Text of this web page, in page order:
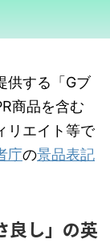
供する「Gブ
商品を含む
リエイト等で
庁の景品表記
良し」の英